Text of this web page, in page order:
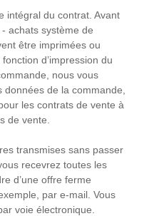
intégral du contrat. Avant
achats système de
être imprimées ou
d’impression du
nous vous
de la commande,
les contrats de vente à
de vente.
transmises sans passer
recevrez toutes les
d’une offre ferme
par e-mail. Vous
voie électronique.